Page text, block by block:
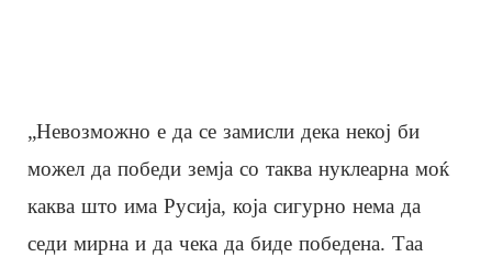
„Невозможно е да се замисли дека некој би
можел да победи земја со таква нуклеарна моќ
каква што има Русија, која сигурно нема да
седи мирна и да чека да биде победена. Таа